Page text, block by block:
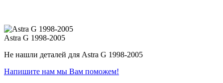
Astra G 1998-2005
Не нашли деталей для Astra G 1998-2005
Напишите нам мы Вам поможем!